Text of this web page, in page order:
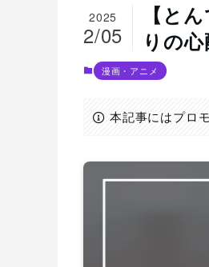
【と
りの
2025
2/05
漫画・アニメ
本記事にはプロ